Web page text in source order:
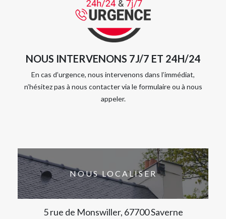
NOUS INTERVENONS 7J/7 ET 24H/24
En cas d’urgence, nous intervenons dans l’immédiat,
n’hésitez pas à nous contacter via le formulaire ou à nous
appeler.
NOUS LOCALISER
5 rue de Monswiller, 67700 Saverne